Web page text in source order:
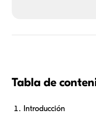
Tabla de
Introducción